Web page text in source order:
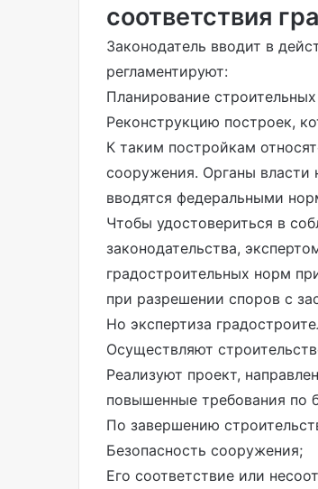
соответствия
Законодатель вводит в
регламентируют:
Планирование
Реконструкцию построек,
К таким постройкам
сооружения. Органы власти
вводятся федеральными
Чтобы удостовериться в
законодательства,
градостроительных норм
при разрешении споров с
Но экспертиза
Осуществляют
Реализуют проект,
повышенные требования по
По завершению
Безопасность сооружения;
Его соответствие или